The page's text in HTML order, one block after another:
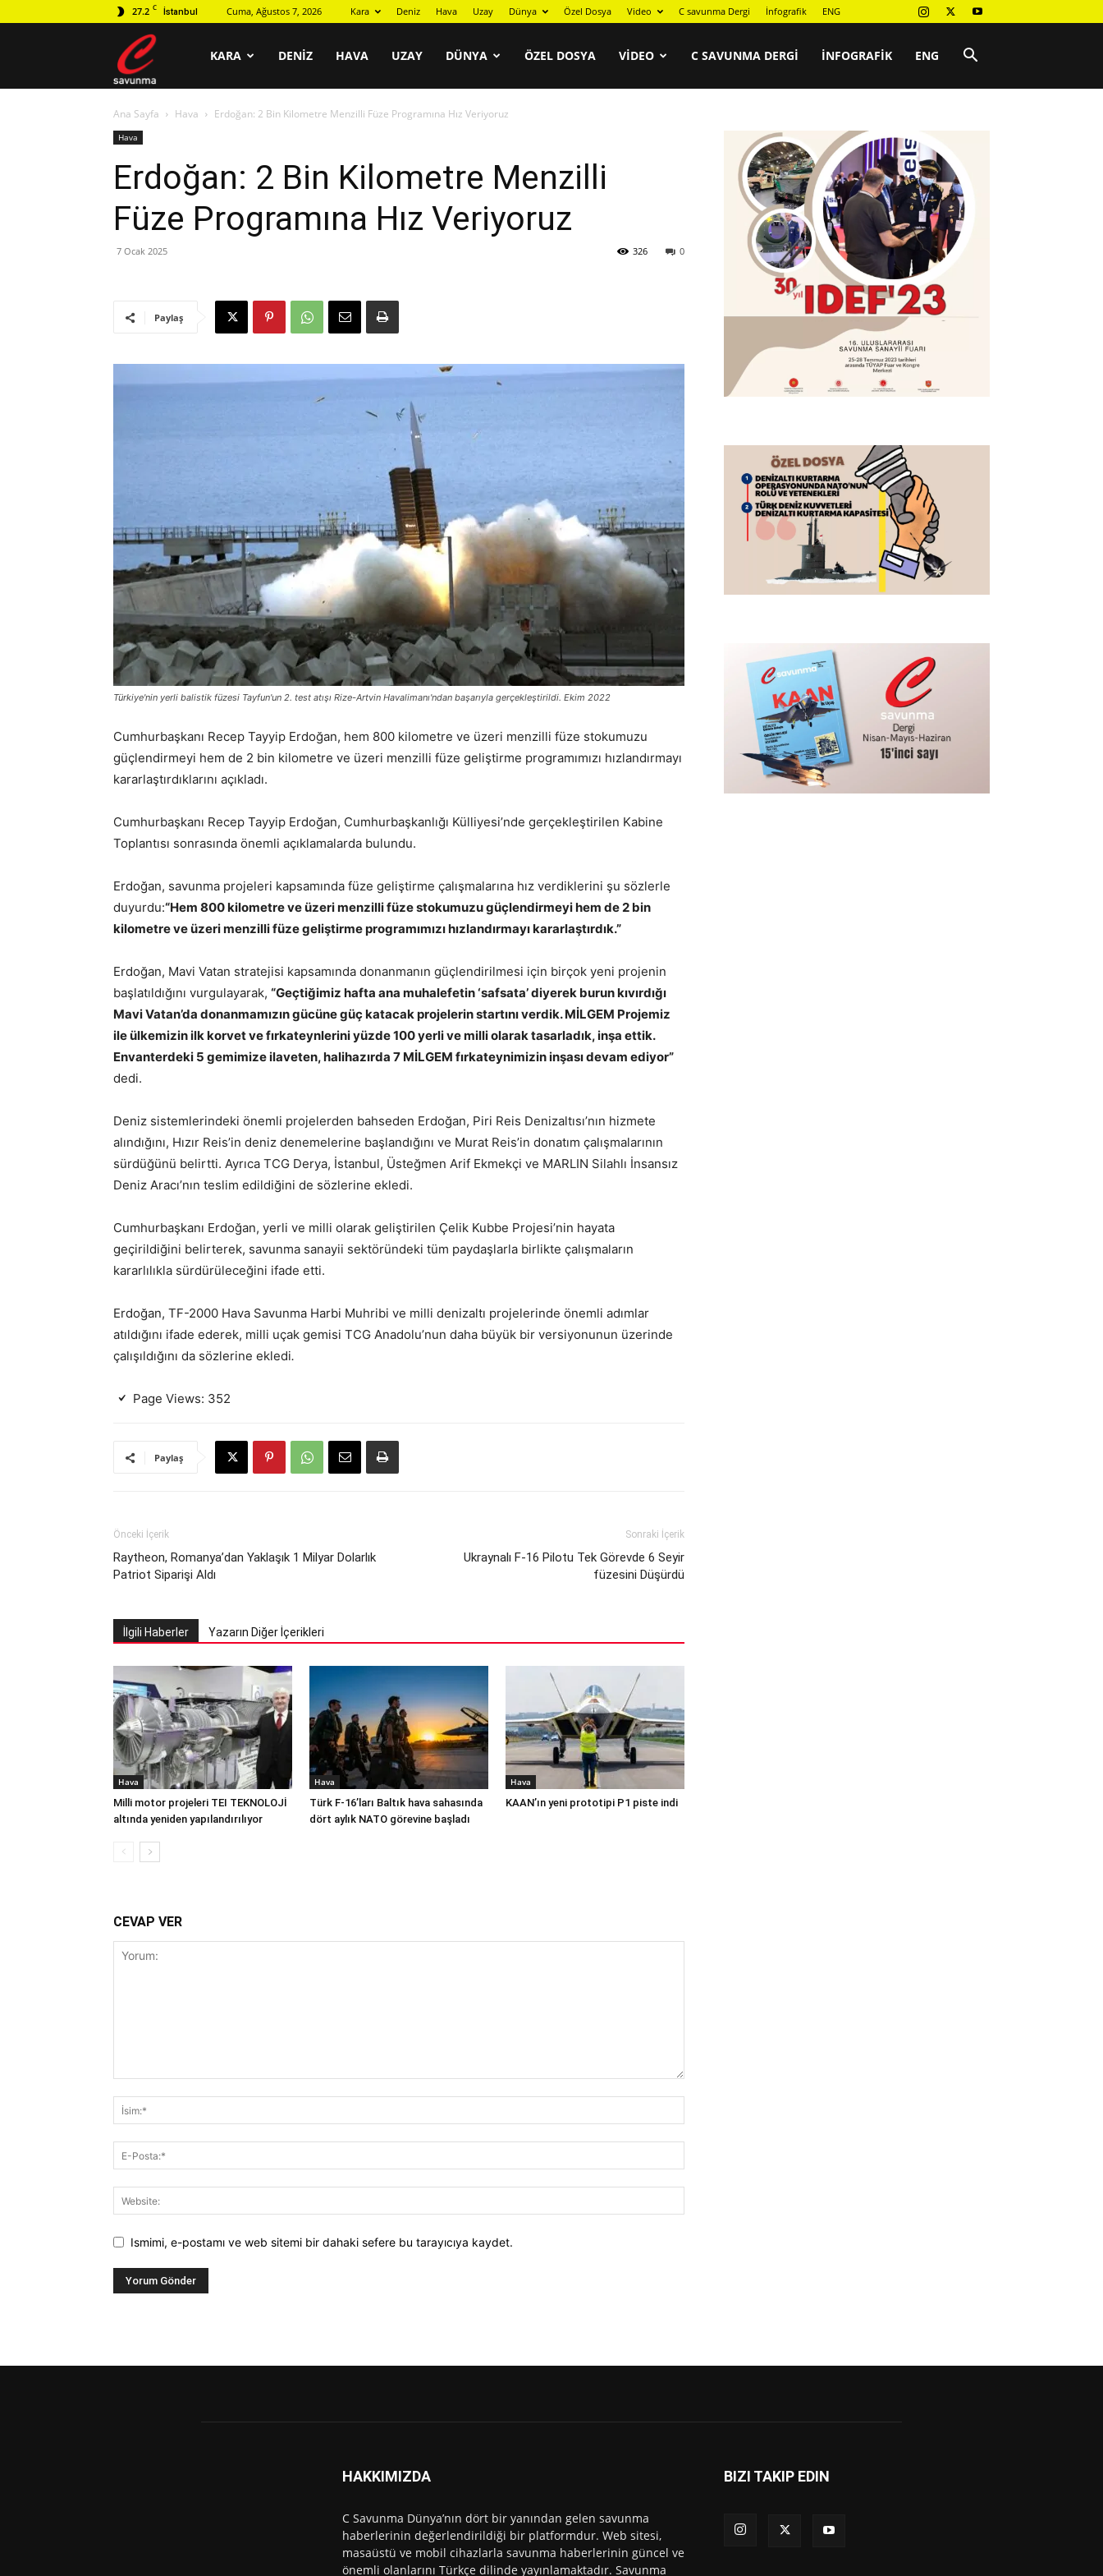
27.2 C İstanbul Cuma, Ağustos 7, 2026 Kara Deniz Hava Uzay Dünya Özel Dosya Video C savunma Dergi İnfografik ENG
savunma
KARA DENIZ HAVA UZAY DÜNYA ÖZEL DOSYA VIDEO C SAVUNMA DERGI İNFOGRAFIK ENG
Ana Sayfa Hava Erdoğan: 2 Bin Kilometre Menzilli Füze Programına Hız Veriyoruz
Hava
Erdoğan: 2 Bin Kilometre Menzilli
Füze Programına Hız Veriyoruz
7 Ocak 2025 0
326
Paylaş
Türkiye'nin yerli balistik füzesi Tayfun'un 2. test atışı Rize-Artvin Havalimanı'ndan başarıyla gerçekleştirildi. Ekim 2022
Cumhurbaşkanı Recep Tayyip Erdoğan, hem 800 kilometre ve üzeri menzilli füze stokumuzu
güçlendirmeyi hem de 2 bin kilometre ve üzeri menzilli füze geliştirme programımızı hızlandırmayı
kararlaştırdıklarını açıkladı.
Cumhurbaşkanı Recep Tayyip Erdoğan, Cumhurbaşkanlığı Külliyesi’nde gerçekleştirilen Kabine
Toplantısı sonrasında önemli açıklamalarda bulundu.
Erdoğan, savunma projeleri kapsamında füze geliştirme çalışmalarına hız verdiklerini şu sözlerle
duyurdu:“Hem 800 kilometre ve üzeri menzilli füze stokumuzu güçlendirmeyi hem de 2 bin
kilometre ve üzeri menzilli füze geliştirme programımızı hızlandırmayı kararlaştırdık.”
Erdoğan, Mavi Vatan stratejisi kapsamında donanmanın güçlendirilmesi için birçok yeni projenin
başlatıldığını vurgulayarak, “Geçtiğimiz hafta ana muhalefetin ‘safsata’ diyerek burun kıvırdığı
Mavi Vatan’da donanmamızın gücüne güç katacak projelerin startını verdik. MİLGEM Projemiz
ile ülkemizin ilk korvet ve fırkateynlerini yüzde 100 yerli ve milli olarak tasarladık, inşa ettik.
Envanterdeki 5 gemimize ilaveten, halihazırda 7 MİLGEM fırkateynimizin inşası devam ediyor”
dedi.
Deniz sistemlerindeki önemli projelerden bahseden Erdoğan, Piri Reis Denizaltısı’nın hizmete
alındığını, Hızır Reis’in deniz denemelerine başlandığını ve Murat Reis’in donatım çalışmalarının
sürdüğünü belirtti. Ayrıca TCG Derya, İstanbul, Üsteğmen Arif Ekmekçi ve MARLIN Silahlı İnsansız
Deniz Aracı’nın teslim edildiğini de sözlerine ekledi.
Cumhurbaşkanı Erdoğan, yerli ve milli olarak geliştirilen Çelik Kubbe Projesi’nin hayata
geçirildiğini belirterek, savunma sanayii sektöründeki tüm paydaşlarla birlikte çalışmaların
kararlılıkla sürdürüleceğini ifade etti.
Erdoğan, TF-2000 Hava Savunma Harbi Muhribi ve milli denizaltı projelerinde önemli adımlar
atıldığını ifade ederek, milli uçak gemisi TCG Anadolu’nun daha büyük bir versiyonunun üzerinde
çalışıldığını da sözlerine ekledi.
Page Views: 352
Paylaş
Önceki İçerik
Raytheon, Romanya’dan Yaklaşık 1 Milyar Dolarlık
Patriot Siparişi Aldı
Sonraki İçerik
Ukraynalı F-16 Pilotu Tek Görevde 6 Seyir
füzesini Düşürdü
İlgili Haberler Yazarın Diğer İçerikleri
Hava
Milli motor projeleri TEI TEKNOLOJİ
altında yeniden yapılandırılıyor
Hava
Türk F-16’ları Baltık hava sahasında
dört aylık NATO görevine başladı
Hava
KAAN’ın yeni prototipi P1 piste indi
CEVAP VER
Ismimi, e-postamı ve web sitemi bir dahaki sefere bu tarayıcıya kaydet.
HAKKIMIZDA
C Savunma Dünya’nın dört bir yanından gelen savunma
haberlerinin değerlendirildiği bir platformdur. Web sitesi,
masaüstü ve mobil cihazlarla savunma haberlerinin güncel ve
önemli olanlarını Türkçe dilinde yayınlamaktadır. Savunma
BIZI TAKIP EDIN